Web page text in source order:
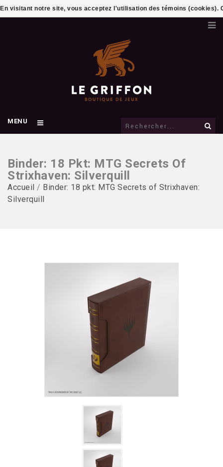
MENU
Binder: 18 Pkt: MTG Secrets Of
Strixhaven: Silverquill
Accueil / Binder: 18 pkt: MTG Secrets of Strixhaven:
Silverquill
En visitant notre site, vous acceptez l'utilisation des témoins